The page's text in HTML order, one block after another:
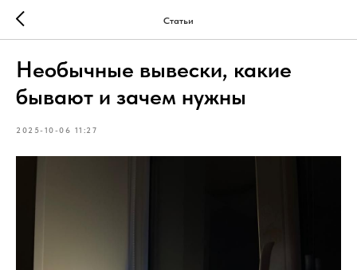
Статьи
Необычные вывески, какие
бывают и зачем нужны
2025-10-06 11:27